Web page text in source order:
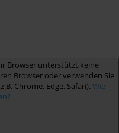
Browser unterstützt keine
Browser oder verwenden Sie
Chrome, Edge, Safari). Wie